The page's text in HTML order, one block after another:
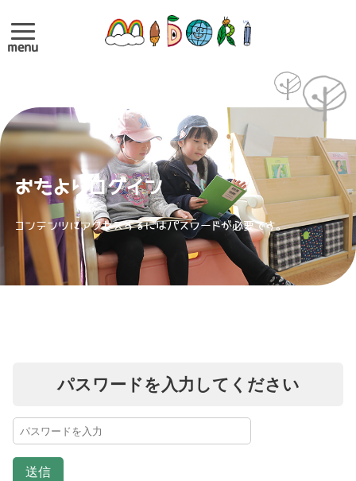
menu
おたよりログイン
コンテンツにアクセスするにはパスワードが必要です。
パスワードを入力してください
送信